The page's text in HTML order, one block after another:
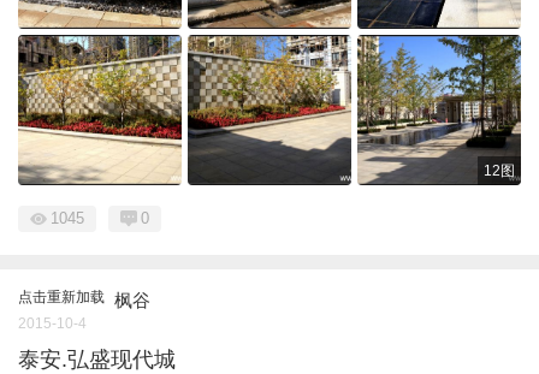
12图
1045 0
点击重新加载 枫谷
2015-10-4
泰安.弘盛现代城